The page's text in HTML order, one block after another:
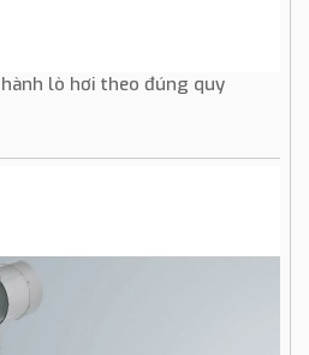
lò hơi theo đúng quy